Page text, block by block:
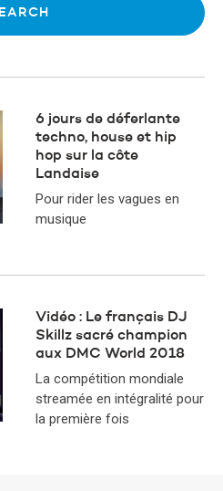
6 jours de déferlante
techno, house et hip
hop sur la côte
Landaise
Pour rider les vagues en
musique
Vidéo : ​Le français DJ
Skillz sacré champion
aux DMC World 2018
La compétition mondiale
streamée en intégralité pour
la première fois